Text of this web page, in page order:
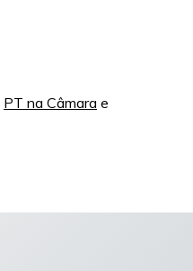
PT na Câmara e